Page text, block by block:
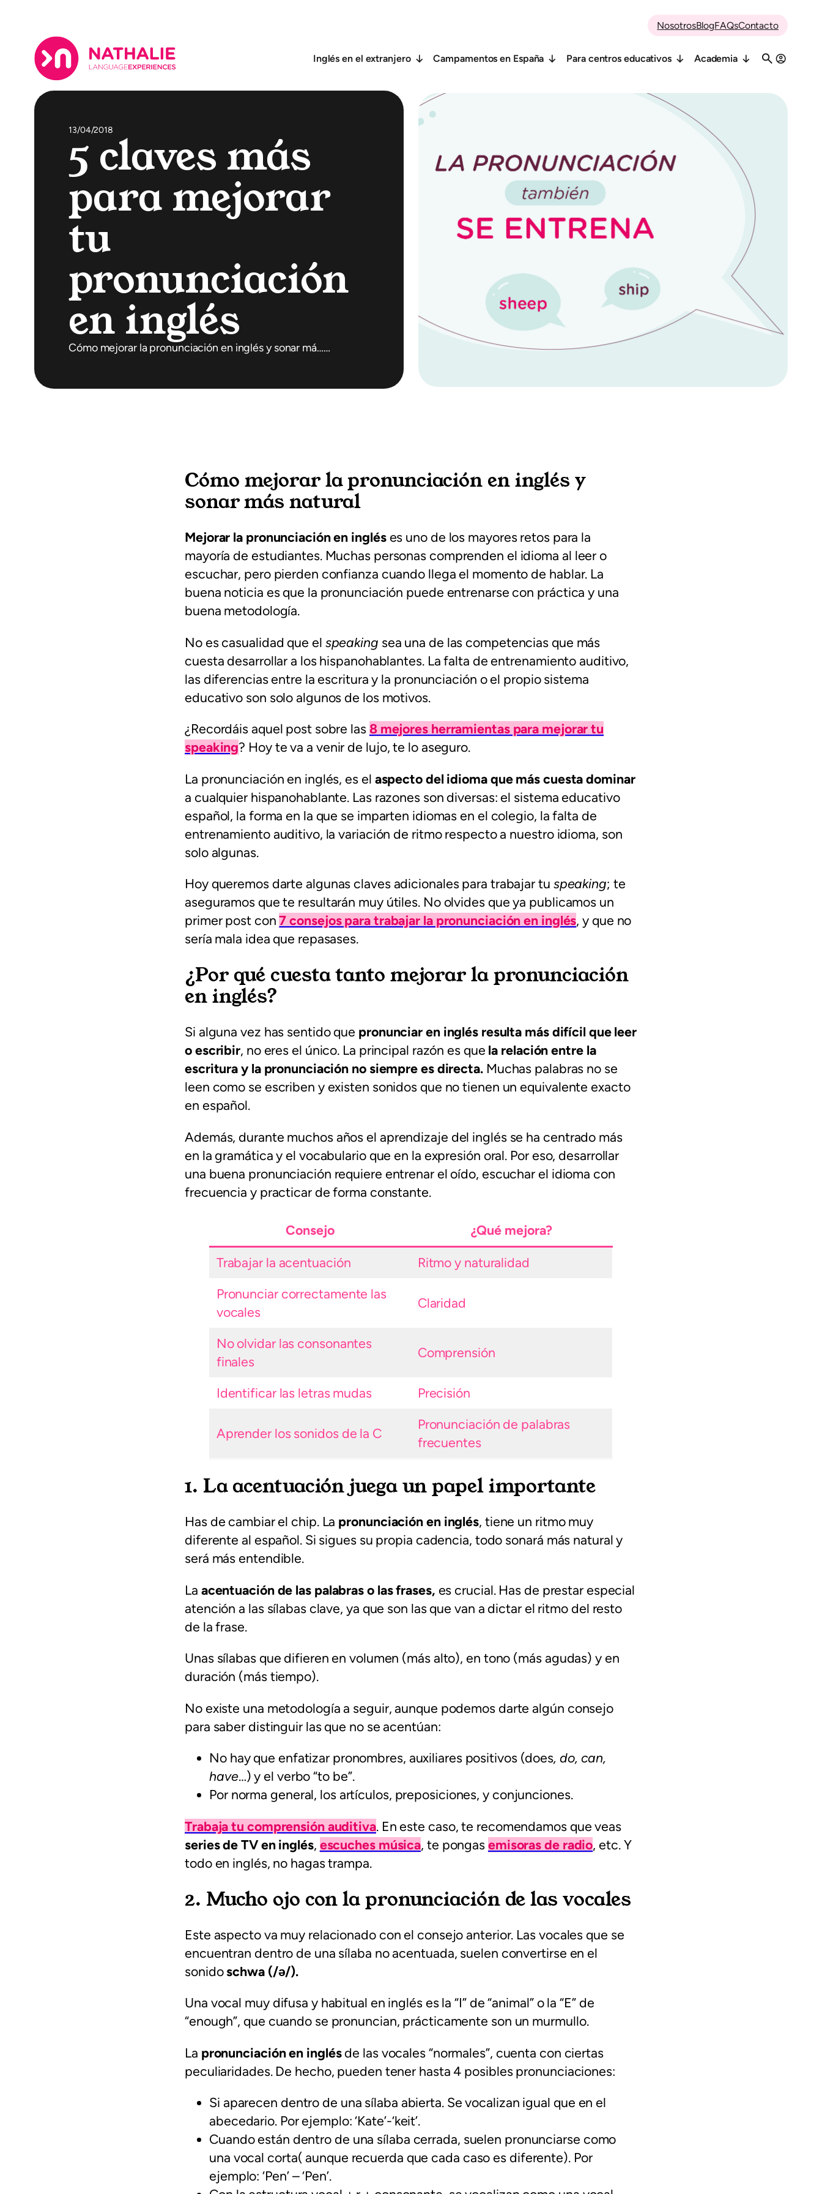
NosotrosBlogFAQsContacto
Inglés en el extranjero Campamentos en España Para centros educativos Academia
13/04/2018
5 claves más
para mejorar
tu
pronunciación
en inglés
Cómo mejorar la pronunciación en inglés y sonar má……
Cómo mejorar la pronunciación en inglés y
sonar más natural
Mejorar la pronunciación en ingléses uno de los mayores retos para la
mayoría de estudiantes. Muchas personas comprenden el idioma al leer o
escuchar, pero pierden confianza cuando llega el momento de hablar. La
buena noticia es que la pronunciación puede entrenarse con práctica y una
buena metodología.
No es casualidad que el speaking sea una de las competencias que más
cuesta desarrollar a los hispanohablantes. La falta de entrenamiento auditivo,
las diferencias entre la escritura y la pronunciación o el propio sistema
educativo son solo algunos de los motivos.
¿Recordáis aquel post sobre las 8 mejores herramientas para mejorar tu
speaking? Hoy te va a venir de lujo, te lo aseguro.
La pronunciación en inglés, es el aspecto del idioma que más cuesta dominar
a cualquier hispanohablante. Las razones son diversas: el sistema educativo
español, la forma en la que se imparten idiomas en el colegio, la falta de
entrenamiento auditivo, la variación de ritmo respecto a nuestro idioma, son
solo algunas.
Hoy queremos darte algunas claves adicionales para trabajar tu speaking; te
aseguramos que te resultarán muy útiles. No olvides que ya publicamos un
primer post con7 consejos para trabajar la pronunciación en inglés, y que no
sería mala idea que repasases.
¿Por qué cuesta tanto mejorar la pronunciación
en inglés?
Si alguna vez has sentido que pronunciar en inglés resulta más difícil que leer
o escribir, no eres el único. La principal razón es que la relación entre la
escritura y la pronunciación no siempre es directa. Muchas palabras no se
leen como se escriben y existen sonidos que no tienen un equivalente exacto
en español.
Además, durante muchos años el aprendizaje del inglés se ha centrado más
en la gramática y el vocabulario que en la expresión oral. Por eso, desarrollar
una buena pronunciación requiere entrenar el oído, escuchar el idioma con
frecuencia y practicar de forma constante.
Consejo ¿Qué mejora?
Trabajar la acentuación Ritmo y naturalidad
Pronunciar correctamente las
vocales
Claridad
No olvidar las consonantes
finales
Comprensión
Identificar las letras mudas Precisión
Aprender los sonidos de la C
Pronunciación de palabras
frecuentes
1. La acentuación juega un papel importante
Has de cambiar el chip. La pronunciación en inglés, tiene un ritmo muy
diferente al español. Si sigues su propia cadencia, todo sonará más natural y
será más entendible.
La acentuación de las palabras o las frases, es crucial. Has de prestar especial
atención a las sílabas clave, ya que son las que van a dictar el ritmo del resto
de la frase.
Unas sílabas que difieren en volumen (más alto), en tono (más agudas) y en
duración (más tiempo).
No existe una metodología a seguir, aunque podemos darte algún consejo
para saber distinguir las que no se acentúan:
No hay que enfatizar pronombres, auxiliares positivos (does, do, can,
have…) y el verbo “to be”.
Por norma general, los artículos, preposiciones, y conjunciones.
Trabaja tu comprensión auditiva. En este caso, te recomendamos que veas
series de TV en inglés, escuches música, te pongas emisoras de radio, etc. Y
todo en inglés, no hagas trampa.
2. Mucho ojo con la pronunciación de las vocales
Este aspecto va muy relacionado con el consejo anterior. Las vocales que se
encuentran dentro de una sílaba no acentuada, suelen convertirse en el
sonidoschwa (/ə/).
Una vocal muy difusa y habitual en inglés es la “I” de “animal” o la “E” de
“enough”, que cuando se pronuncian, prácticamente son un murmullo.
La pronunciación en inglésde las vocales “normales”, cuenta con ciertas
peculiaridades. De hecho, pueden tener hasta 4 posibles pronunciaciones:
Si aparecen dentro de una sílaba abierta. Se vocalizan igual que en el
abecedario. Por ejemplo: ‘Kate’-‘keit’.
Cuando están dentro de una sílaba cerrada, suelen pronunciarse como
una vocal corta( aunque recuerda que cada caso es diferente). Por
ejemplo: ‘Pen’ – ‘Pen’.